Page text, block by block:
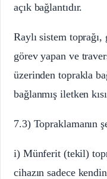
açık bağlantıdır.
Raylı sistem
görev yapan ve
üzerinden toprakla
bağlanmış iletken
7.3) Topraklamanın
i) Münferit (tekil)
cihazın sadece